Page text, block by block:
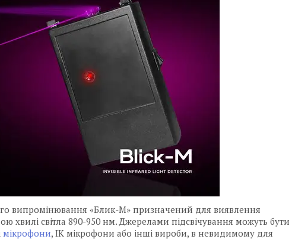
випромінювання «Блик-М» призначений для виявлення
хвилі світла 890-950 нм. Джерелами підсвічування можуть бути
мікрофони, ІК мікрофони або інші вироби, в невидимому для